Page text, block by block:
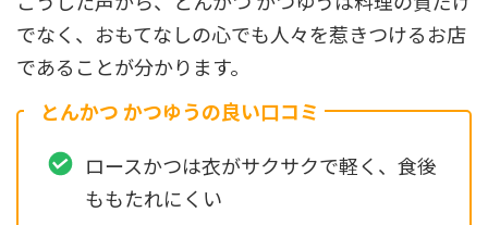
でなく、おもてなしの心でも人々を惹きつけるお店
であることが分かります。
とんかつ かつゆうの良い口コミ
ロースかつは衣がサクサクで軽く、食後
ももたれにくい